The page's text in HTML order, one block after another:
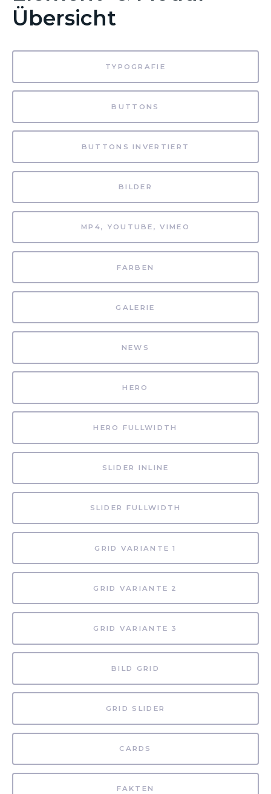
Übersicht
TYPOGRAFIE
BUTTONS
BUTTONS INVERTIERT
BILDER
MP4, YOUTUBE, VIMEO
FARBEN
GALERIE
NEWS
HERO
HERO FULLWIDTH
SLIDER INLINE
SLIDER FULLWIDTH
GRID VARIANTE 1
GRID VARIANTE 2
GRID VARIANTE 3
BILD GRID
GRID SLIDER
CARDS
FAKTEN